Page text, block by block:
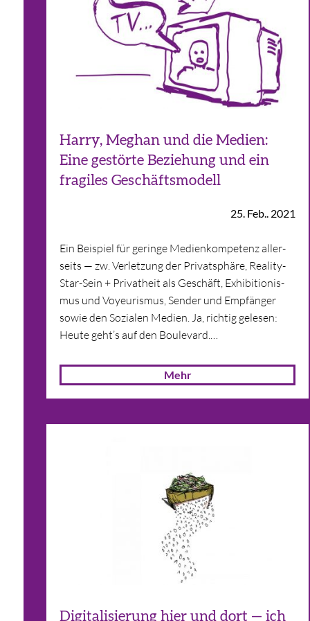
Harry, Meghan und die Medien:
Eine gestörte Beziehung und ein
fragiles Geschäftsmodell
25. Feb.. 2021
Ein Bei­spiel für geringe Medien­kompetenz aller­
seits — zw. Ver­let­zung der Pri­vat­sphäre, Rea­lity-
Star-Sein + Pri­vat­heit als Geschäft, Exhi­bi­tio­nis­
mus und Voy­eu­ris­mus, Sen­der und Emp­fän­ger
sowie den Sozia­len Medien. Ja, rich­tig gele­sen:
Heute geht’s auf den Boulevard.…
Mehr
Digitalisierung hier und dort — ich